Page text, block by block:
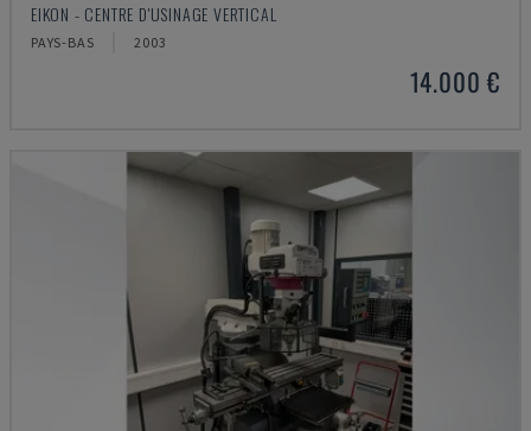
EIKON - CENTRE D'USINAGE VERTICAL
PAYS-BAS 2003
14.000 €